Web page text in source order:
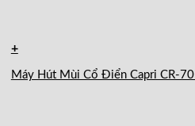
+
Máy Hút Mùi Cổ Điển Capri CR-70I